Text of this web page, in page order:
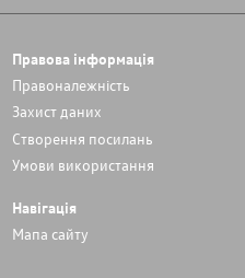
Правова інформація
Правоналежність
Захист даних
Cтворення посилань
Умови використання
Навігація
Мапа сайту